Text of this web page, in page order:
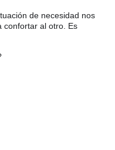
de necesidad nos
confortar al otro. Es